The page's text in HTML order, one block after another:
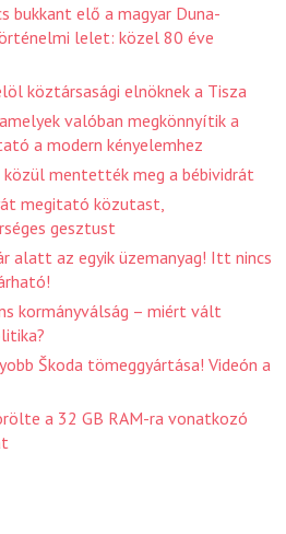
bukkant elő a magyar Duna-
lelet: közel 80 éve
köztársasági elnöknek a Tisza
valóban megkönnyítik a
a modern kényelemhez
közül mentették meg a bébividrát
megitató közutast,
gesztust
alatt az egyik üzemanyag! Itt nincs
kormányválság – miért vált
Škoda tömeggyártása! Videón a
a 32 GB RAM-ra vonatkozó